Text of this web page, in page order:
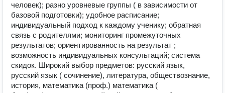
человек); разно уровневые группы ( в зависимости от
базовой подготовки); удобное расписание;
индивидуальный подход к каждому ученику; обратная
связь с родителями; мониторинг промежуточных
результатов; ориентированность на результат ;
возможность индивидуальных консультаций; система
скидок. Широкий выбор предметов: русский язык,
русский язык ( сочинение), литература, обществознание,
история, математика (проф.) математика (